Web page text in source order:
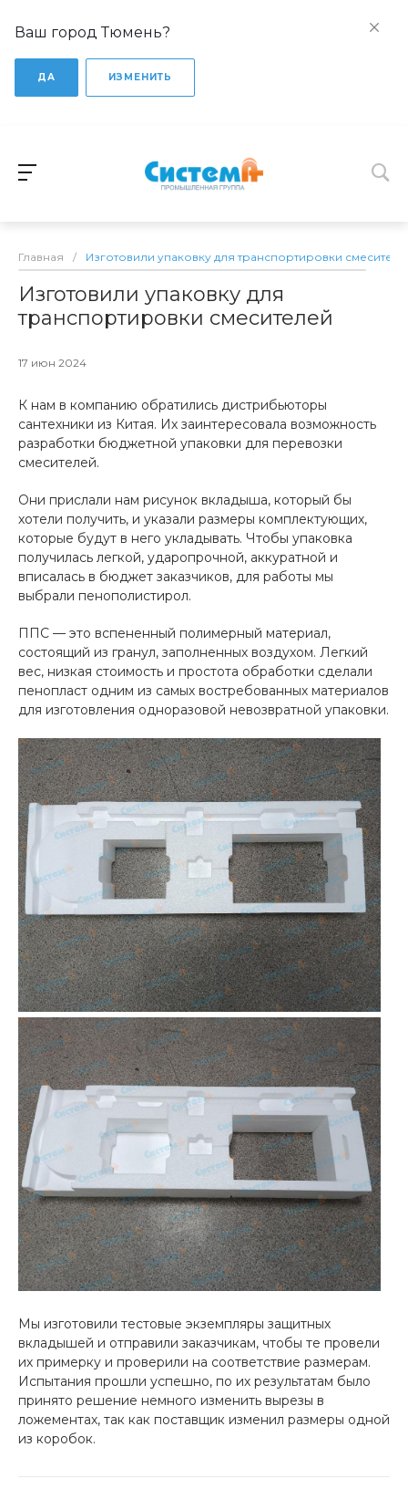
Ваш город Тюмень?
ДА ИЗМЕНИТЬ
Главная / Изготовили упаковку для транспортировки
Изготовили упаковку для
транспортировки смесителей
17 июн 2024
К нам в компанию обратились дистрибьюторы
сантехники из Китая. Их заинтересовала возможность
разработки бюджетной упаковки для перевозки
смесителей.
Они прислали нам рисунок вкладыша, который бы
хотели получить, и указали размеры комплектующих,
которые будут в него укладывать. Чтобы упаковка
получилась легкой, ударопрочной, аккуратной и
вписалась в бюджет заказчиков, для работы мы
выбрали пенополистирол.
ППС — это вспененный полимерный материал,
состоящий из гранул, заполненных воздухом. Легкий
вес, низкая стоимость и простота обработки сделали
пенопласт одним из самых востребованных материалов
для изготовления одноразовой невозвратной упаковки.
Мы изготовили тестовые экземпляры защитных
вкладышей и отправили заказчикам, чтобы те провели
их примерку и проверили на соответствие размерам.
Испытания прошли успешно, по их результатам было
принято решение немного изменить вырезы в
ложементах, так как поставщик изменил размеры одной
из коробок.